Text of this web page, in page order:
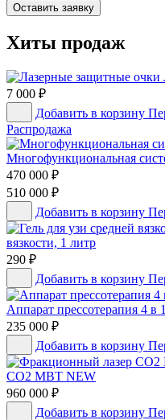
Оставить заявку
Хиты продаж
7 000 ₽
Добавить в корзину
Распродажа
Многофункциональная
470 000 ₽
510 000 ₽
Добавить в корзину
вязкости, 1 литр
290 ₽
Добавить в корзину
Аппарат прессотерапия 4
235 000 ₽
Добавить в корзину
CO2 MBT NEW
960 000 ₽
Добавить в корзину